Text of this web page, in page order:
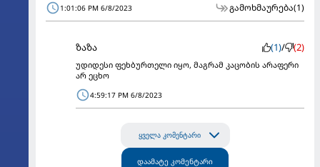
1:01:06 PM 6/8/2023 გამოხმაურება(1)
ზაზა (1)/ (2)
უდიდესი ფეხბურთელი იყო, მაგრამ კაცობის არაფერი
არ ეცხო
4:59:17 PM 6/8/2023
ყველა კომენტარი
დაამატე კომენტარი